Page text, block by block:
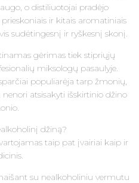
o distiliuotojai pradėjo
ir kitais aromatiniais
sudėtingesnį ir ryškesnį skonį.
gėrimas tiek stipriųjų
miksologų pasaulyje.
populiarėja tarp žmonių,
atsisakyti išskirtinio džino
džiną?
taip pat įvairiai kaip ir
su nealkoholiniu vermutu